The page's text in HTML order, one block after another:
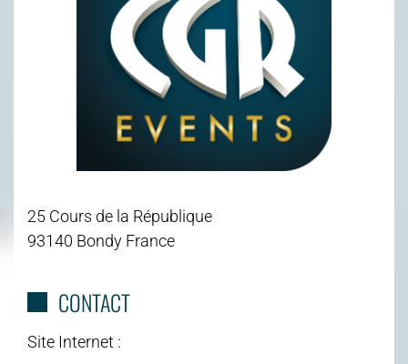
25 Cours de la République
93140 Bondy France
CONTACT
Site Internet :